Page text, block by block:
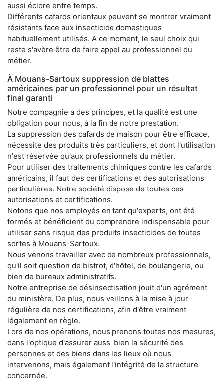
aussi éclore entre temps.
Différents cafards orientaux peuvent se montrer vraiment
résistants face aux insecticide domestiques
habituellement utilisés. A ce moment, le seul choix qui
reste s'avère être de faire appel au professionnel du
métier.
À Mouans-Sartoux suppression de blattes
américaines par un professionnel pour un résultat
final garanti
Notre compagnie a des principes, et la qualité est une
obligation pour nous, à la fin de notre prestation.
La suppression des cafards de maison pour être efficace,
nécessite des produits très particuliers, et dont l'utilisation
n'est réservée qu'aux professionnels du métier.
Pour utiliser des traitements chimiques contre les cafards
américains, il faut des certifications et des autorisations
particulières. Notre société dispose de toutes ces
autorisations et certifications.
Notons que nos employés en tant qu'experts, ont été
formés et bénéficient du comprendre indispensable pour
utiliser sans risque des produits insecticides de toutes
sortes à Mouans-Sartoux.
Nous venons travailler avec de nombreux professionnels,
qu'il soit question de bistrot, d'hôtel, de boulangerie, ou
bien de bureaux administratifs.
Notre entreprise de désinsectisation jouit d'un agrément
du ministère. De plus, nous veillons à la mise à jour
régulière de nos certifications, afin d'être vraiment
légalement en règle.
Lors de nos opérations, nous prenons toutes nos mesures,
dans l'optique d'assurer aussi bien la sécurité des
personnes et des biens dans les lieux où nous
intervenons, mais également l'intégrité de la structure
concernée.